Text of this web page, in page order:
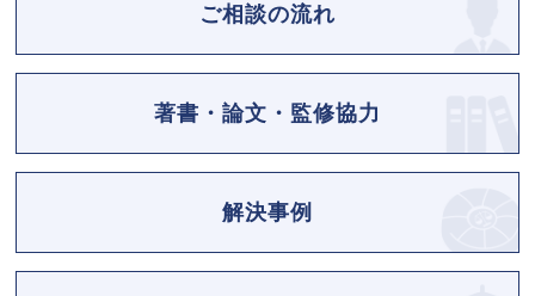
ご相談の流れ
著書・論文・監修協力
解決事例